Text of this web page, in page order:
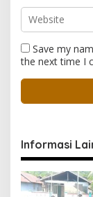
Save my
the next time I
Informasi